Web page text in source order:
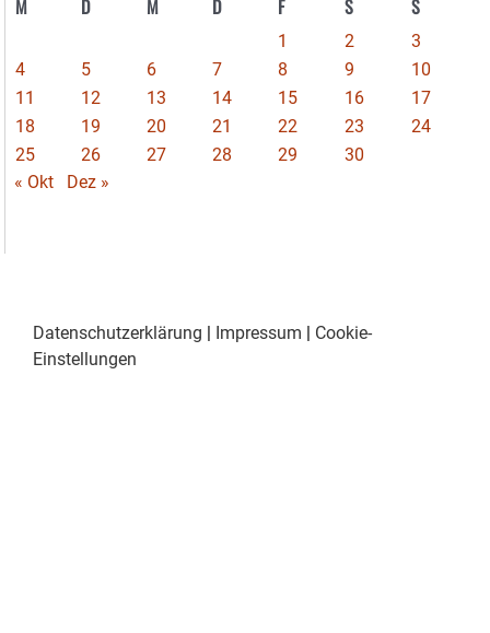
M D M D F S S
1 2
3
4
5 6 7 8 9
10
11
12 13 14 15 16
17
18
19 20 21 22 23
24
25
26 27 28 29
30
« Okt
Dez »
Datenschutzerklärung | Impressum | Cookie-
Einstellungen